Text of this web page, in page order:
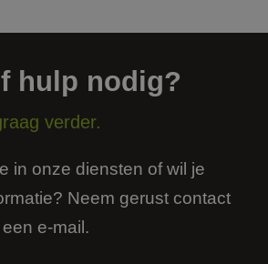
hulp nodig?
verder.
in onze diensten of wil je
Neem gerust contact
e-mail.